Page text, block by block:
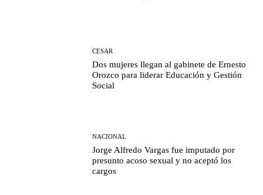
CESAR
Dos mujeres llegan al gabinete de Ernesto
Orozco para liderar Educación y Gestión
Social
NACIONAL
Jorge Alfredo Vargas fue imputado por
presunto acoso sexual y no aceptó los
cargos